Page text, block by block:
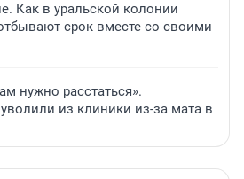
Как в уральской колонии
срок вместе со своими
нужно расстаться».
из клиники из-за мата в